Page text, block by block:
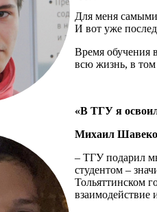
Для меня
И вот уже
Время обучения
всю жизнь, в том
«В ТГУ я освоил
Михаил
– ТГУ подарил
студентом –
Тольяттинском